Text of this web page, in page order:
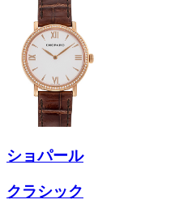
ショパール
クラシック